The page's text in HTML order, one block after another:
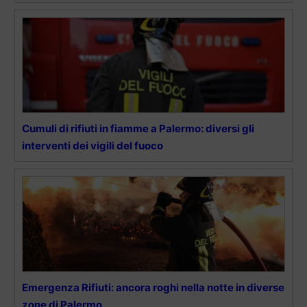
Cumuli di rifiuti in fiamme a Palermo: diversi gli
interventi dei vigili del fuoco
Emergenza Rifiuti: ancora roghi nella notte in diverse